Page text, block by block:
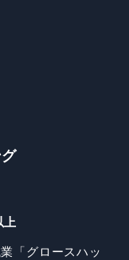
上
「グロースハッ